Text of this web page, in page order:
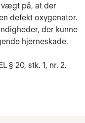
vægt på, at der
defekt oxygenator.
der kunne
hjerneskade.
§ 20, stk. 1, nr. 2.